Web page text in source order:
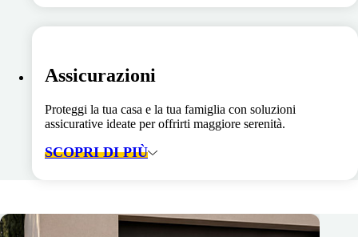
Assicurazioni
Proteggi la tua casa e la tua famiglia con soluzioni
assicurative ideate per offrirti maggiore serenità.
SCOPRI DI PIÙ